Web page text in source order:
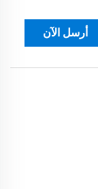
أرسل الآن